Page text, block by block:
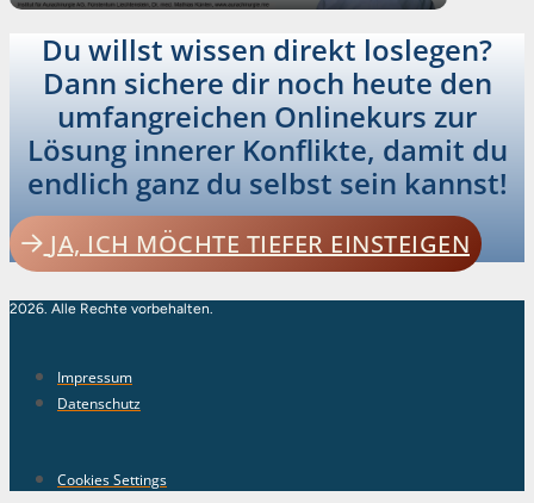
Du willst wissen direkt loslegen?
Dann sichere dir noch heute den
umfangreichen Onlinekurs zur
Lösung innerer Konflikte, damit du
endlich ganz du selbst sein kannst!
JA, ICH MÖCHTE TIEFER EINSTEIGEN
2026. Alle Rechte vorbehalten.
Impressum
Datenschutz
Cookies Settings